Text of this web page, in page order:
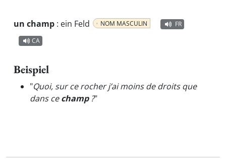
un champ : ein Feld NOM MASCULIN
FR
CA
Beispiel
"Quoi, sur ce rocher j’ai moins de droits que
dans cechamp?"